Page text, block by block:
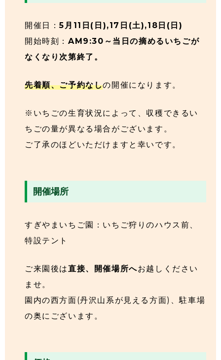
開催日：5月11日(日),17日(土),18日(日)
開始時刻： AM9:30～当日の摘めるいちごが
なくなり次第終了。
先着順、ご予約なしの開催になります。
※いちごの生育状況によって、収穫できるい
ちごの量が異なる場合がございます。
ご了承のほどいただけますと幸いです。
開催場所
すぎやまいちご園：いちご狩りのハウス前、
特設テント
ご来園後は直接、開催場所へお越しください
ませ。
園内の西方面(丹沢山系が見える方面)、駐車場
の奥にございます。